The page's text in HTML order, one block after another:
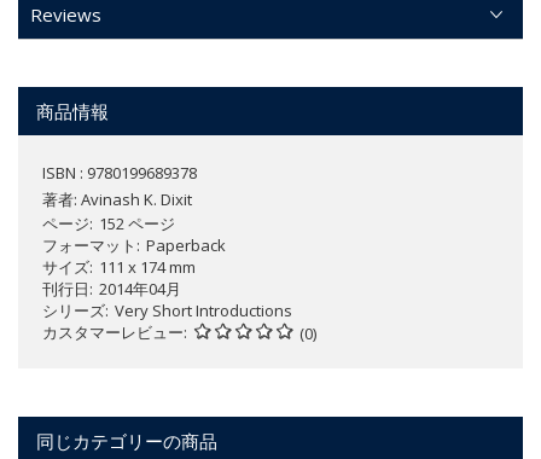
Reviews
商品情報
ISBN : 9780199689378
著者: Avinash K. Dixit
ページ 152 ページ
フォーマット
Paperback
サイズ 111 x 174 mm
刊行日 2014年04月
シリーズ Very Short Introductions
カスタマーレビュー
(0)
同じカテゴリーの商品